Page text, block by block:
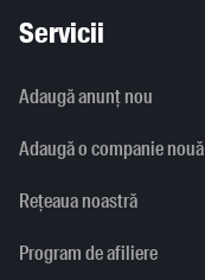
Servicii
Adaugă anunț nou
Adaugă o companie nouă
Rețeaua noastră
Program de afiliere